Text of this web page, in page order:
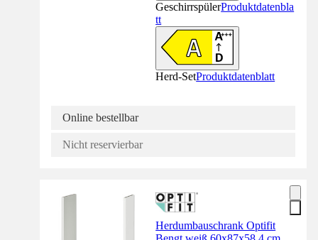
GeschirrspülerProduktdatenbla
tt
Herd-SetProduktdatenblatt
Online bestellbar
Nicht reservierbar
Herdumbauschrank Optifit